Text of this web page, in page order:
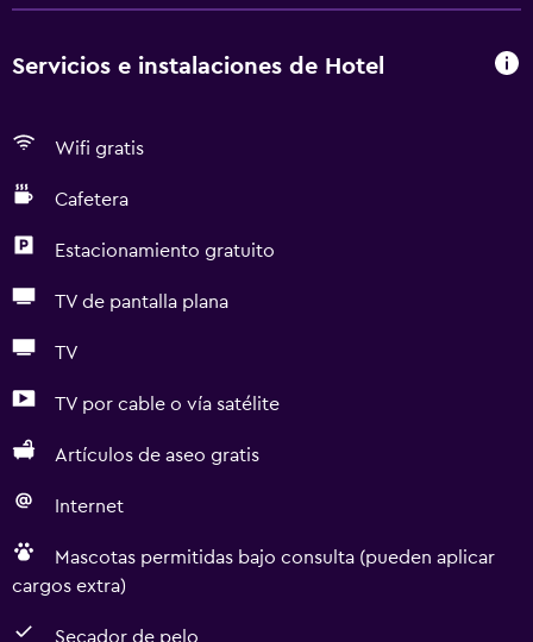
Servicios e instalaciones de Hotel
Wifi gratis
Cafetera
Estacionamiento gratuito
TV de pantalla plana
TV
TV por cable o vía satélite
Artículos de aseo gratis
Internet
Mascotas permitidas bajo consulta (pueden aplicar
cargos extra)
Secador de pelo